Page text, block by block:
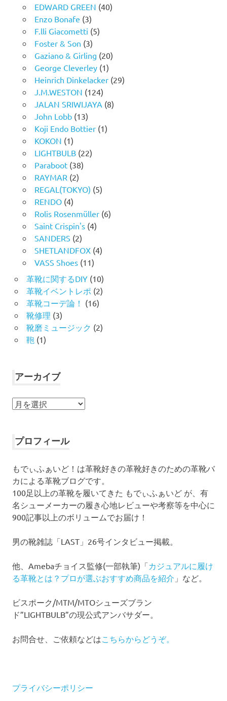
EDWARD GREEN (40)
Enzo Bonafe (3)
F.lli Giacometti (5)
Foster & Son (3)
Gaziano & Girling (20)
George Cleverley(1)
Heinrich Dinkelacker(29)
J.M.WESTON (124)
JALAN SRIWIJAYA (8)
John Lobb(13)
Koji Endo Bottier(1)
KOKON (1)
LIGHTBULB(22)
Paraboot(38)
RAYMAR (2)
REGAL(TOKYO) (5)
RENDO(4)
Rolis Rosenmüller(6)
Saint Crispin's(4)
SANDERS (2)
SHETLANDFOX(4)
VASS Shoes(11)
革靴に関するDIY(10)
革靴イベントレポ (2)
革靴コーデ論！ (16)
靴修理 (3)
靴磨ミュージック (2)
鞄 (1)
アーカイブ
ア
イ
プロフィール
もでぃふぁいど！は革靴好きの革靴好きのための革靴バ
カによる革靴ブログです。
100足以上の革靴を履いてきた もでぃふぁいど が、有
名シューメーカーの履き心地レビューや考察等を中心に
900記事以上のボリュームでお届け！
男の靴雑誌「LAST」26号インタビュー掲載。
他、Amebaチョイス監修(一部執筆)「カジュアルに履け
る革靴とは？プロが選ぶおすすめ商品を紹介 」など。
ビスポーク/MTM/MTOシューズブラン
ド”LIGHTBULB”の現公式アンバサダー。
お問合せ、ご依頼などは こちらからどうぞ。
プライバシーポリシー